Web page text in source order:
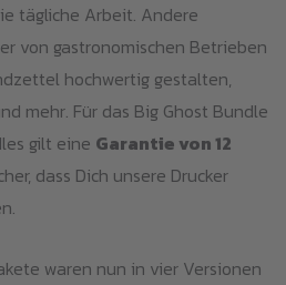
tägliche Arbeit. Andere
von gastronomischen Betrieben
hochwertig gestalten,
mehr. Für das Big Ghost Bundle
gilt eine Garantie von 12
dass Dich unsere Drucker
waren nun in vier Versionen